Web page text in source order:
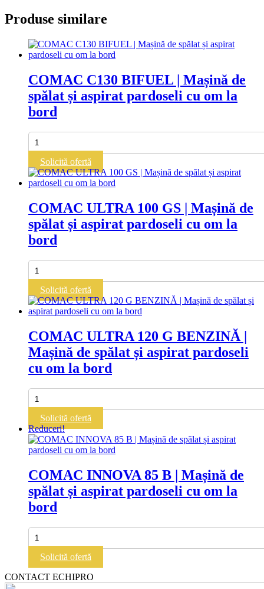
Produse similare
COMAC C130 BIFUEL | Mașină de
spălat și aspirat pardoseli cu om la
bord
Cantitate
COMAC
C130
BIFUEL
|
Mașină
spălat
și
aspirat
pardoseli
om
bord
Solicită ofertă
COMAC ULTRA 100 GS | Mașină de
spălat și aspirat pardoseli cu om la
bord
Cantitate
COMAC
ULTRA
100
GS
|
de
spălat
și
aspirat
cu
om
bord
Solicită ofertă
COMAC ULTRA 120 G BENZINĂ |
Mașină de spălat și aspirat pardoseli
cu om la bord
Cantitate
COMAC
ULTRA
120
G
BENZINĂ
|
de
spălat
și
aspirat
cu
om
bord
Solicită ofertă
Reduceri!
COMAC INNOVA 85 B | Mașină de
spălat și aspirat pardoseli cu om la
bord
Cantitate
COMAC
INNOVA
B
|
Solicită ofertă
CONTACT ECHIPRO